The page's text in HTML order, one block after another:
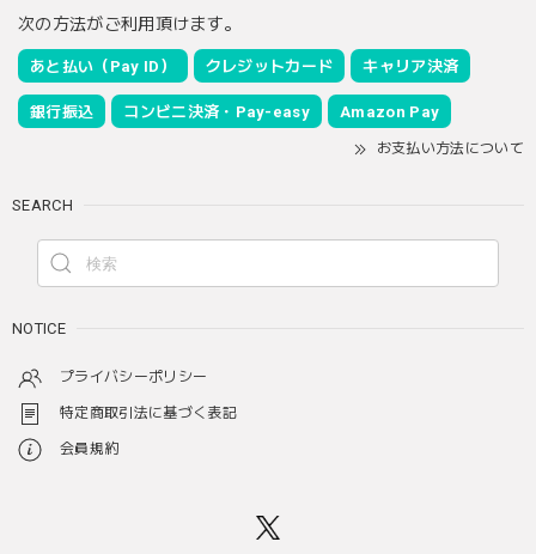
次の方法がご利用頂けます。
あと払い（Pay ID） クレジットカード キャリア決済
銀行振込 コンビニ決済・Pay-easy Amazon Pay
お支払い方法について
SEARCH
NOTICE
プライバシーポリシー
特定商取引法に基づく表記
会員規約